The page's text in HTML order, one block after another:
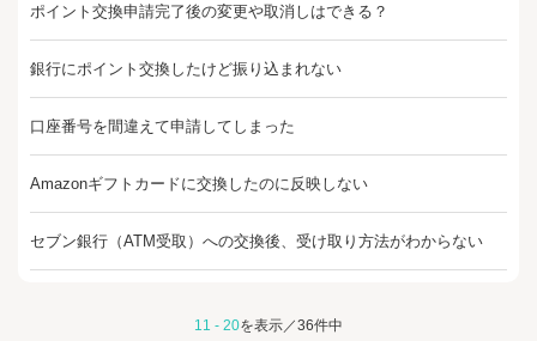
ポイント交換申請完了後の変更や取消しはできる？
銀行にポイント交換したけど振り込まれない
口座番号を間違えて申請してしまった
Amazonギフトカードに交換したのに反映しない
セブン銀行（ATM受取）への交換後、受け取り方法がわからない
11 - 20を表示／36件中